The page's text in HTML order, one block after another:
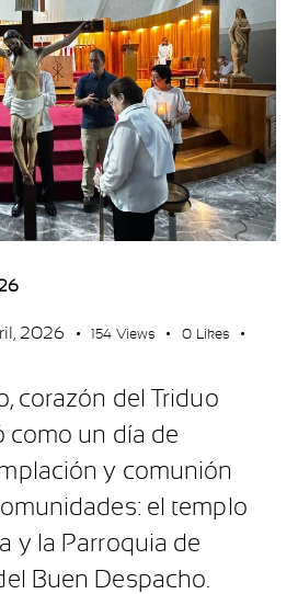
2026 154 Views 0 Likes
corazón del Triduo
como un día de
y comunión
el templo
y la Parroquia de
Buen Despacho.